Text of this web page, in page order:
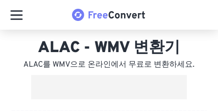
ALAC - WMV 변환기
ALAC를 WMV으로 온라인에서 무료로 변환하세요.